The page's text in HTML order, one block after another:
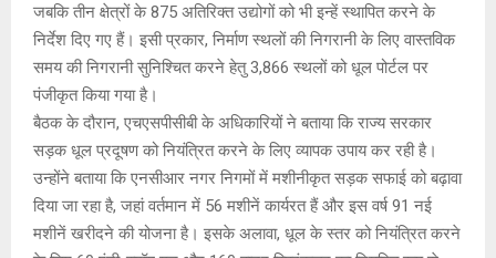
जबकि तीन क्षेत्रों के 875 अतिरिक्त उद्योगों को भी इन्हें स्थापित करने के
निर्देश दिए गए हैं। इसी प्रकार, निर्माण स्थलों की निगरानी के लिए वास्तविक
समय की निगरानी सुनिश्चित करने हेतु 3,866 स्थलों को धूल पोर्टल पर
पंजीकृत किया गया है।
बैठक के दौरान, एचएसपीसीबी के अधिकारियों ने बताया कि राज्य सरकार
सड़क धूल प्रदूषण को नियंत्रित करने के लिए व्यापक उपाय कर रही है।
उन्होंने बताया कि एनसीआर नगर निगमों में मशीनीकृत सड़क सफाई को बढ़ावा
दिया जा रहा है, जहां वर्तमान में 56 मशीनें कार्यरत हैं और इस वर्ष 91 नई
मशीनें खरीदने की योजना है। इसके अलावा, धूल के स्तर को नियंत्रित करने